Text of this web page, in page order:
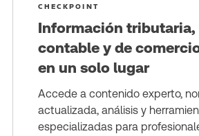
CHECKPOINT
Información tributaria,
contable y de
en un solo lugar
Accede a contenido experto,
actualizada, análisis y
especializadas para